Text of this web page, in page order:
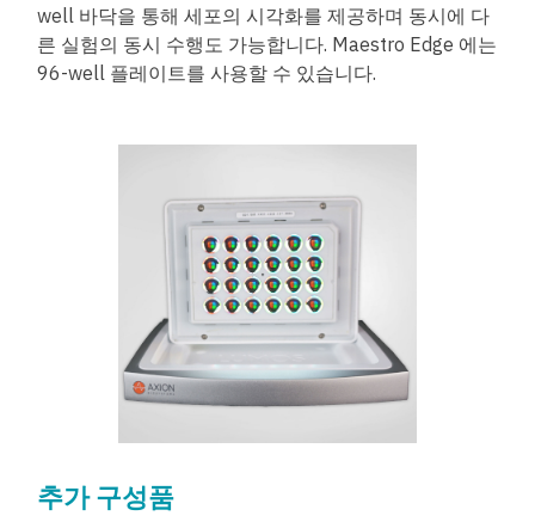
well 바닥을 통해 세포의 시각화를 제공하며 동시에 다
른 실험의 동시 수행도 가능합니다. Maestro Edge 에는
96-well 플레이트를 사용할 수 있습니다.
추가 구성품